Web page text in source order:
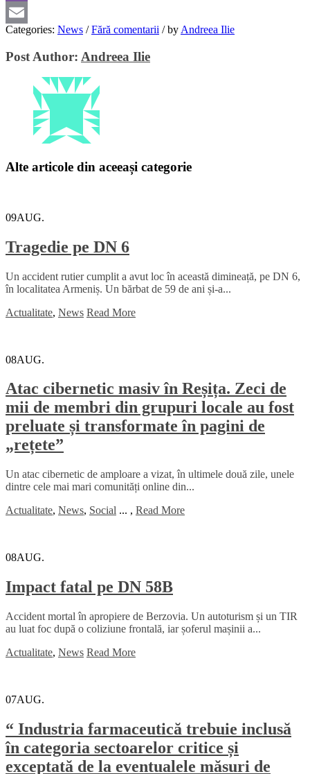
Viber
Email
Categories: News / Fără comentarii /by Andreea Ilie
Post Author: Andreea Ilie
Alte articole din aceeași categorie
09AUG.
Tragedie pe DN 6
Un accident rutier cumplit a avut loc în această dimineață, pe DN 6,
în localitatea Armeniș. Un bărbat de 59 de ani și-a...
Actualitate, News Read More
08AUG.
Atac cibernetic masiv în Reșița. Zeci de
mii de membri din grupuri locale au fost
preluate și transformate în pagini de
„rețete”
Un atac cibernetic de amploare a vizat, în ultimele două zile, unele
dintre cele mai mari comunități online din...
Actualitate, News, Social ... , Read More
08AUG.
Impact fatal pe DN 58B
Accident mortal în apropiere de Berzovia. Un autoturism și un TIR
au luat foc după o coliziune frontală, iar șoferul mașinii a...
Actualitate, News Read More
07AUG.
“ Industria farmaceutică trebuie inclusă
în categoria sectoarelor critice și
exceptată de la eventualele măsuri de